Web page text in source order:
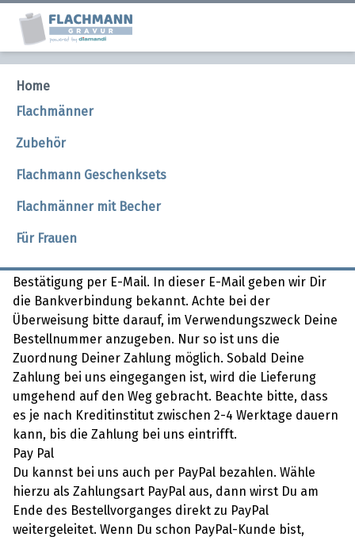
Home
Flachmänner
Zubehör
Flachmann Geschenksets
Flachmänner mit Becher
Für Frauen
Zahlungsarten
einfach die für Dich optimale Zahlart aus.
Entscheidest Du Dich für die Zahlart Vorkasse, erhältst
Bestätigung per E-Mail. In dieser E-Mail geben wir Dir
die Bankverbindung bekannt. Achte bei der
Überweisung bitte darauf, im Verwendungszweck Deine
Bestellnummer anzugeben. Nur so ist uns die
Zuordnung Deiner Zahlung möglich. Sobald Deine
Zahlung bei uns eingegangen ist, wird die Lieferung
umgehend auf den Weg gebracht. Beachte bitte, dass
es je nach Kreditinstitut zwischen 2-4 Werktage dauern
kann, bis die Zahlung bei uns eintrifft.
Pay Pal
Du kannst bei uns auch per PayPal bezahlen. Wähle
hierzu als Zahlungsart PayPal aus, dann wirst Du am
Ende des Bestellvorganges direkt zu PayPal
weitergeleitet. Wenn Du schon PayPal-Kunde bist,